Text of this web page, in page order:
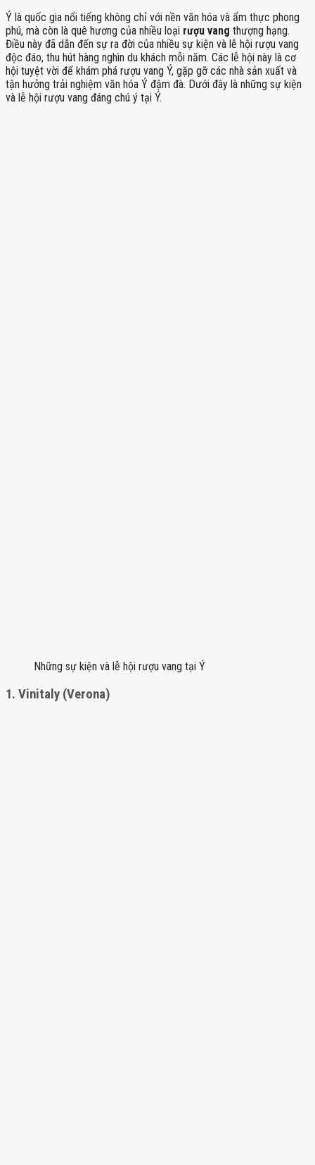
Ý là quốc gia nổi tiếng không chỉ với nền văn hóa và ẩm thực phong
phú, mà còn là quê hương của nhiều loại rượu vang thượng hạng.
Điều này đã dẫn đến sự ra đời của nhiều sự kiện và lễ hội rượu vang
độc đáo, thu hút hàng nghìn du khách mỗi năm. Các lễ hội này là cơ
hội tuyệt vời để khám phá rượu vang Ý, gặp gỡ các nhà sản xuất và
tận hưởng trải nghiệm văn hóa Ý đậm đà. Dưới đây là những sự kiện
và lễ hội rượu vang đáng chú ý tại Ý.
Những sự kiện và lễ hội rượu vang tại Ý
1. Vinitaly (Verona)